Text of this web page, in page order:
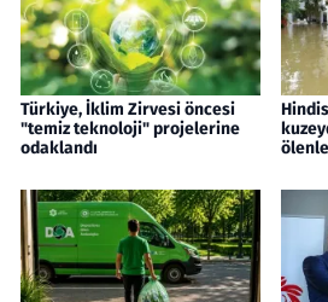
Türkiye, İklim Zirvesi öncesi
"temiz teknoloji" projelerine
odaklandı